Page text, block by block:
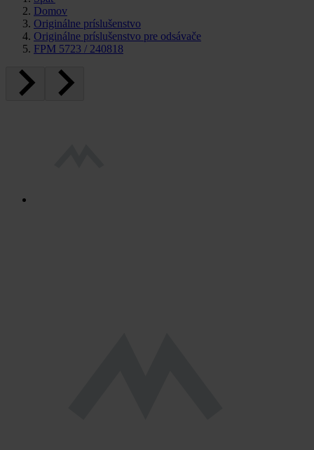
Domov
Originálne príslušenstvo
Originálne príslušenstvo pre odsávače
FPM 5723 / 240818